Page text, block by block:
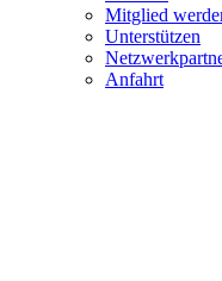
Mitglied
Unterstützen
Anfahrt